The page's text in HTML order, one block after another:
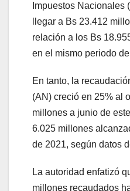
Impuestos Nacionales
llegar a Bs 23.412
relación a los Bs
en el mismo periodo
En tanto, la
(AN) creció en 25% al
millones a junio de
6.025 millones
de 2021, según datos
La autoridad enfatizó
millones recaudados